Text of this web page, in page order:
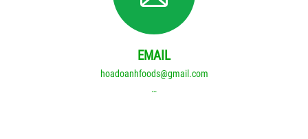
EMAIL
hoadoanhfoods@gmail.com
…